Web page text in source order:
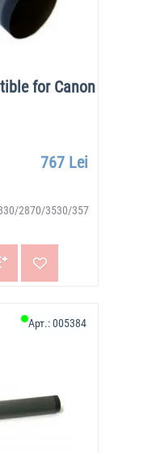
for Canon
767 Lei
2870/3530/357
Арт.:005384